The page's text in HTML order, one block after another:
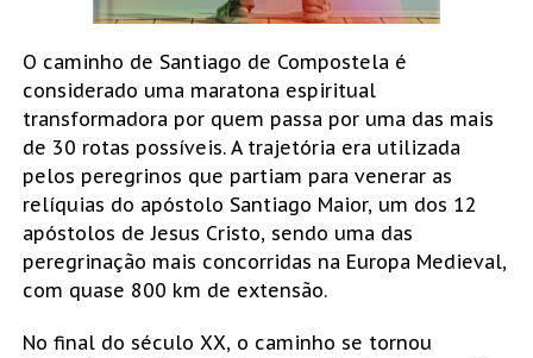
O caminho de Santiago de Compostela é
considerado uma maratona espiritual
transformadora por quem passa por uma das mais
de 30 rotas possíveis. A trajetória era utilizada
pelos peregrinos que partiam para venerar as
relíquias do apóstolo Santiago Maior, um dos 12
apóstolos de Jesus Cristo, sendo uma das
peregrinação mais concorridas na Europa Medieval,
com quase 800 km de extensão.
No final do século XX, o caminho se tornou